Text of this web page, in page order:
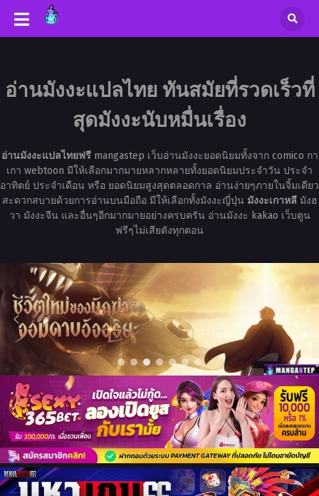
อ่านมังงะแปลไทย ทันสมัยที่รวดเร็วที่
สุดมังงะนับหมื่นเรื่อง
อ่านมังงะแปลไทยฟรีmangastep เว็บอ่านมังงะยอดนิยมทั้งจาก comico กา
เกา webtoon มีให้เลือกมากมายหลากหลายทั้งยอดนิยมประจำวัน ประจำ
อาทิตย์ ประจำเดือน หรือ ยอดนิยมสูงสุดตลอดกาล อ่านง่ายๆภายในจิ้มเดียว
สะดวกสบายด้วยการอ่านบนมือถือ มีให้เลือกทั้งมังงะญี่ปุ่น มังงะเกาหลีมังฮ
วา มังงะจีน และอื่นๆอีกมากมายอย่างครบครัน อ่านมังงะ kakao เว็บตูน
ฟรีๆไม่เสียตังทุกตอน